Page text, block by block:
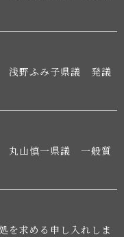
浅野ふみ子県議 発議
丸山慎一県議 一般質
を求める申し入れしま